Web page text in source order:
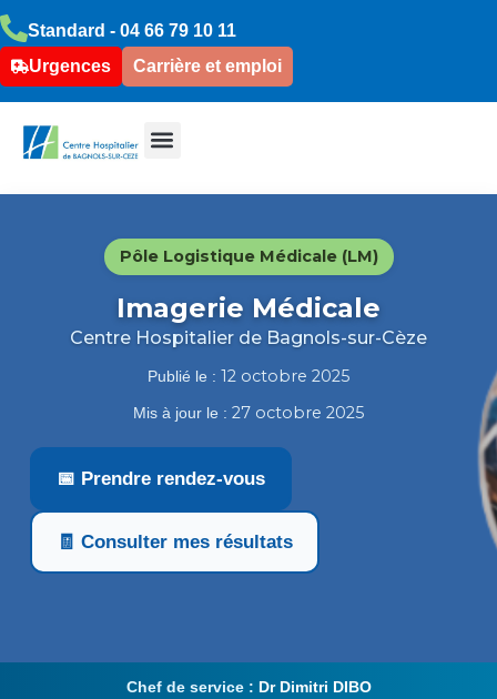
Standard - 04 66 79 10 11
Urgences
Carrière et emploi
Pôle Logistique Médicale (LM)
Imagerie Médicale
Centre Hospitalier de Bagnols-sur-Cèze
Publié le : 12 octobre 2025
Mis à jour le : 27 octobre 2025
📅 Prendre rendez-vous
🧾 Consulter mes résultats
Chef de service : Dr Dimitri DIBO